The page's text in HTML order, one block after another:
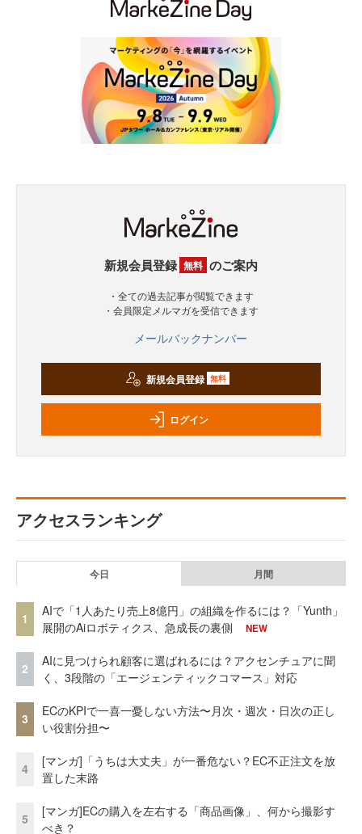
新規会員登録 無料 のご案内
・全ての過去記事が閲覧できます
・会員限定メルマガを受信できます
メールバックナンバー
新規会員登録 無料
ログイン
アクセスランキング
今日 月間
1
AIで「1人あたり売上8億円」の組織を作るには？「Yunth」
展開のAiロボティクス、急成長の裏側
NEW
2
AIに見つけられ顧客に選ばれるには？アクセンチュアに聞
く、3段階の「エージェンティックコマース」対応
3
ECのKPIで一喜一憂しない方法〜月次・週次・日次の正し
い役割分担〜
4
[マンガ]「うちは大丈夫」が一番危ない？EC不正注文を放
置した末路
5
[マンガ]ECの購入を左右する「商品画像」、何から撮影す
べき？